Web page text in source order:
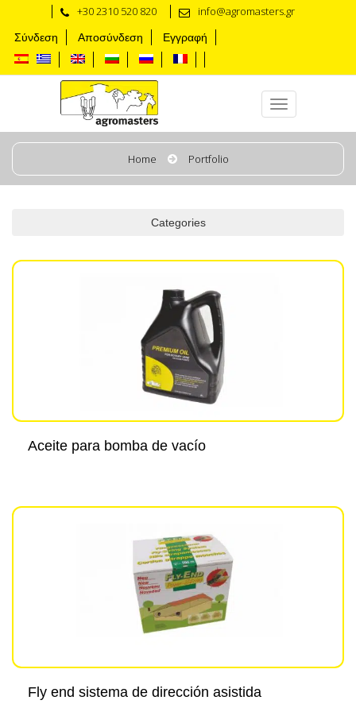
+30 2310 520 820 info@agromasters.gr
Σύνδεση Αποσύνδεση Εγγραφή
Consumibles
Home Portfolio
Categories
Aceite para bomba de vacío
Fly end sistema de dirección asistida